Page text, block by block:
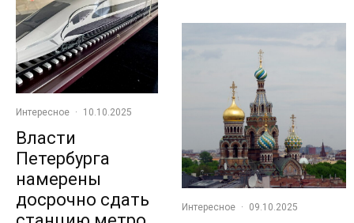
Интересное · 10.10.2025
Власти
Петербурга
намерены
досрочно сдать
Интересное · 09.10.2025